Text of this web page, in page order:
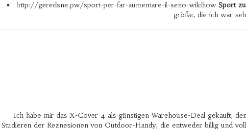
http://geredsne.pw/sport-per-far-aumentare-il-seno-wikihow Sport
größe, die ich war
Ich habe mir das X-Cover 4 als günstigen Warehouse-Deal gekauft,
Studieren der Reznesionen von Outdoor-Handy, die entweder billig und